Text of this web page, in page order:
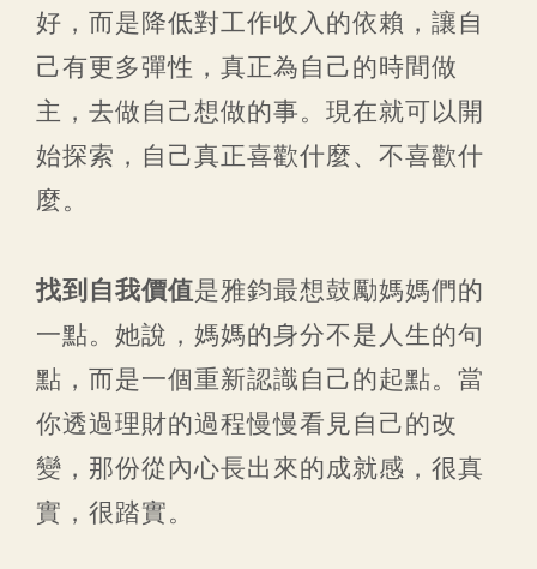
好，而是降低對工作收入的依賴，讓自
己有更多彈性，真正為自己的時間做
主，去做自己想做的事。現在就可以開
始探索，自己真正喜歡什麼、不喜歡什
麼。
找到自我價值是雅鈞最想鼓勵媽媽們的
一點。她說，媽媽的身分不是人生的句
點，而是一個重新認識自己的起點。當
你透過理財的過程慢慢看見自己的改
變，那份從內心長出來的成就感，很真
實，很踏實。